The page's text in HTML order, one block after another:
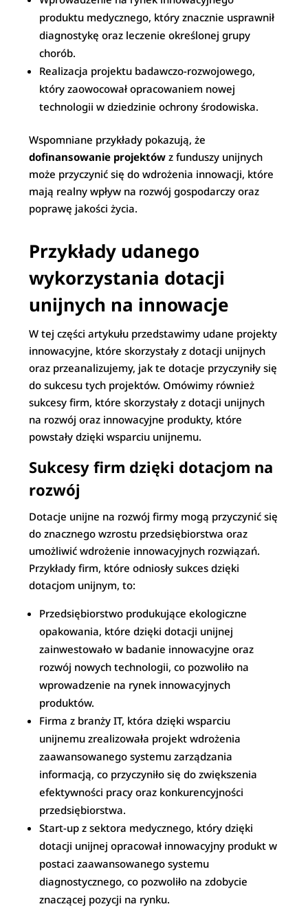
produktu medycznego, który znacznie usprawnił
diagnostykę oraz leczenie określonej grupy
chorób.
Realizacja projektu badawczo-rozwojowego,
który zaowocował opracowaniem nowej
technologii w dziedzinie ochrony środowiska.
Wspomniane przykłady pokazują, że
dofinansowanie projektów z funduszy unijnych
może przyczynić się do wdrożenia innowacji, które
mają realny wpływ na rozwój gospodarczy oraz
poprawę jakości życia.
Przykłady udanego
wykorzystania dotacji
unijnych na innowacje
W tej części artykułu przedstawimy udane projekty
innowacyjne, które skorzystały z dotacji unijnych
oraz przeanalizujemy, jak te dotacje przyczyniły się
do sukcesu tych projektów. Omówimy również
sukcesy firm, które skorzystały z dotacji unijnych
na rozwój oraz innowacyjne produkty, które
powstały dzięki wsparciu unijnemu.
Sukcesy firm dzięki dotacjom na
rozwój
Dotacje unijne na rozwój firmy mogą przyczynić się
do znacznego wzrostu przedsiębiorstwa oraz
umożliwić wdrożenie innowacyjnych rozwiązań.
Przykłady firm, które odniosły sukces dzięki
dotacjom unijnym, to:
Przedsiębiorstwo produkujące ekologiczne
opakowania, które dzięki dotacji unijnej
zainwestowało w badanie innowacyjne oraz
rozwój nowych technologii, co pozwoliło na
wprowadzenie na rynek innowacyjnych
produktów.
Firma z branży IT, która dzięki wsparciu
unijnemu zrealizowała projekt wdrożenia
zaawansowanego systemu zarządzania
informacją, co przyczyniło się do zwiększenia
efektywności pracy oraz konkurencyjności
przedsiębiorstwa.
Start-up z sektora medycznego, który dzięki
dotacji unijnej opracował innowacyjny produkt w
postaci zaawansowanego systemu
diagnostycznego, co pozwoliło na zdobycie
znaczącej pozycji na rynku.